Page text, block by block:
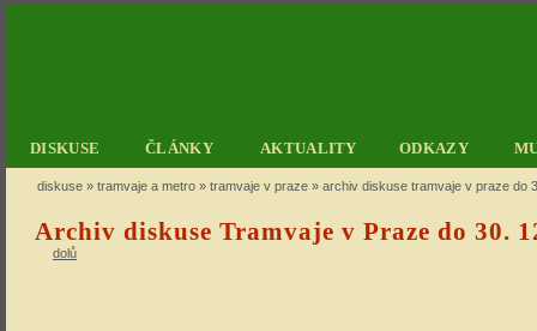
DISKUSE ČLÁNKY AKTUALITY ODKAZY
diskuse » tramvaje a metro » tramvaje v praze » archiv diskuse tramvaje v praze do
Archiv diskuse Tramvaje v Praze do 30.
dolů